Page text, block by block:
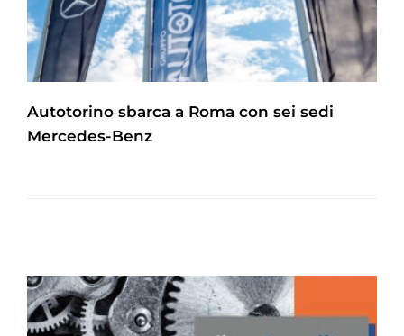
Autotorino sbarca a Roma con sei sedi
Mercedes-Benz